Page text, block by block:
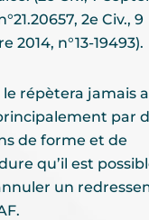
2e Civ., 9
2014, n°13-19493).
le répètera jamais
par
de forme et de
qu’il est
un